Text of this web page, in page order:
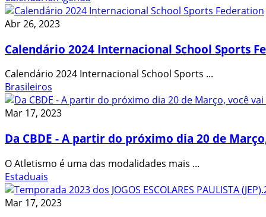
Abr 26, 2023
Calendário 2024 Internacional School Sports
Calendário 2024 Internacional School Sports ...
Brasileiros
Mar 17, 2023
Da CBDE - A partir do próximo dia 20 de
O Atletismo é uma das modalidades mais ...
Estaduais
Mar 17, 2023